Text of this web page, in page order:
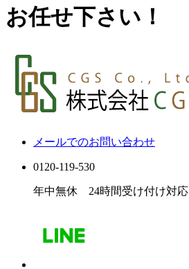
お任せ下さい！
メールでのお問い合わせ
0120-119-530
年中無休 24時間受け付け対応